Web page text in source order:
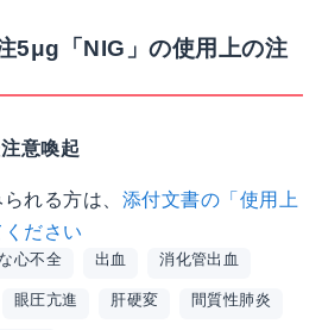
5μg「NIG」の使用上の注
意喚起
れる方は、 添付文書の「使用上
ださい
心不全 出血 消化管出血
眼圧亢進 肝硬変 間質性肺炎